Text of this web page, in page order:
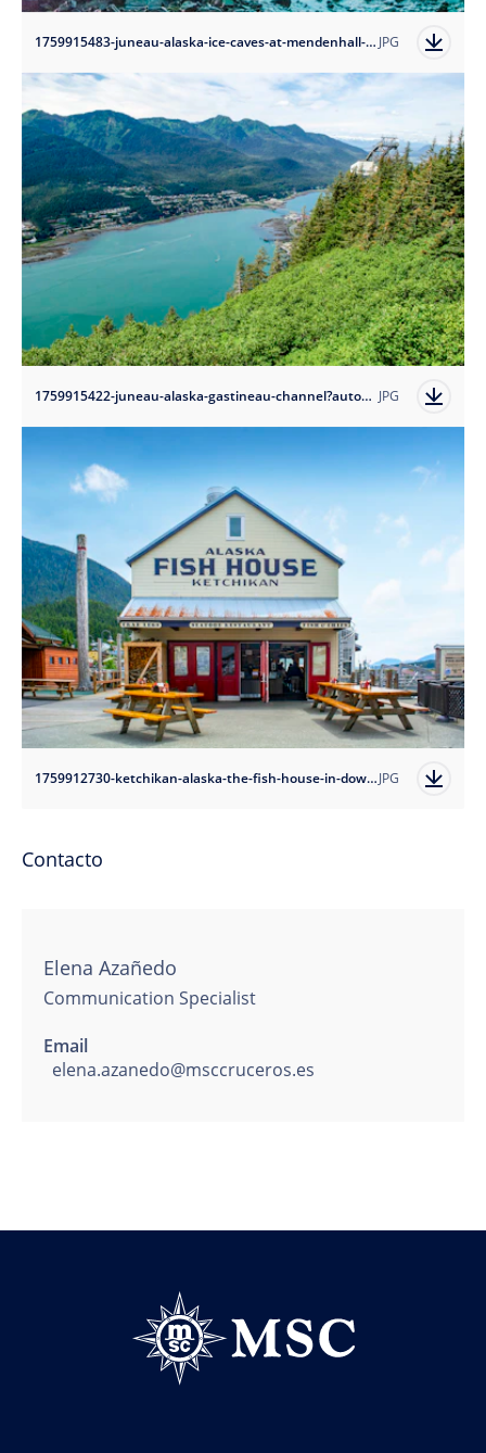
1759915483-juneau-alaska-ice-caves-at-mendenhall-glacier?auto=format JPG
1759915422-juneau-alaska-gastineau-channel?auto=format JPG
1759912730-ketchikan-alaska-the-fish-house-in-downtown-ketchikan?auto=formatJPG
Contacto
Elena Azañedo
Communication Specialist
Email
elena.azanedo@msccruceros.es